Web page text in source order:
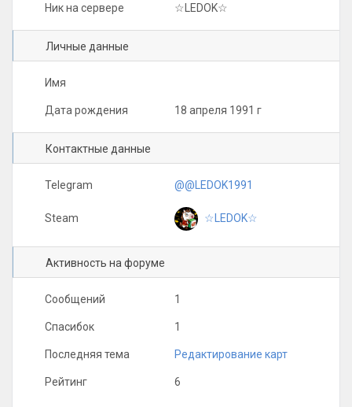
Ник на сервере ☆LEDOK☆
Личные данные
Имя
Дата рождения 18 апреля 1991 г
Контактные данные
Telegram @@LEDOK1991
Steam ☆LEDOK☆
Активность на форуме
Сообщений 1
Спасибок 1
Последняя тема Редактирование карт
Рейтинг 6